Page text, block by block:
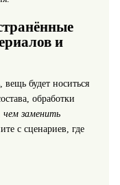
и
будет носиться
обработки
чем заменить
с сценариев, где